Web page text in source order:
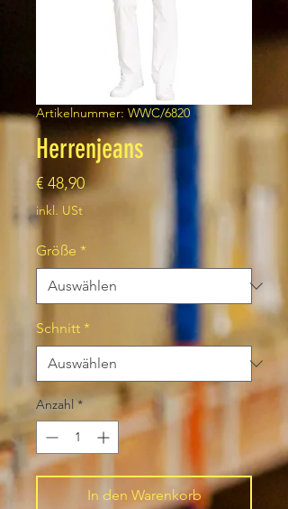
Artikelnummer: WWC/6820
Herrenjeans
€ 48,90Preis
inkl. USt
Größe *
Schnitt *
Anzahl *
In den Warenkorb